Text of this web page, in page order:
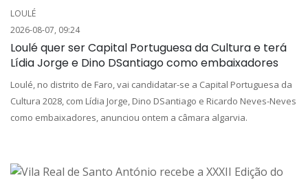
LOULÉ
2026-08-07, 09:24
Loulé quer ser Capital Portuguesa da Cultura e terá
Lídia Jorge e Dino DSantiago como embaixadores
Loulé, no distrito de Faro, vai candidatar-se a Capital Portuguesa da
Cultura 2028, com Lídia Jorge, Dino DSantiago e Ricardo Neves-Neves
como embaixadores, anunciou ontem a câmara algarvia.